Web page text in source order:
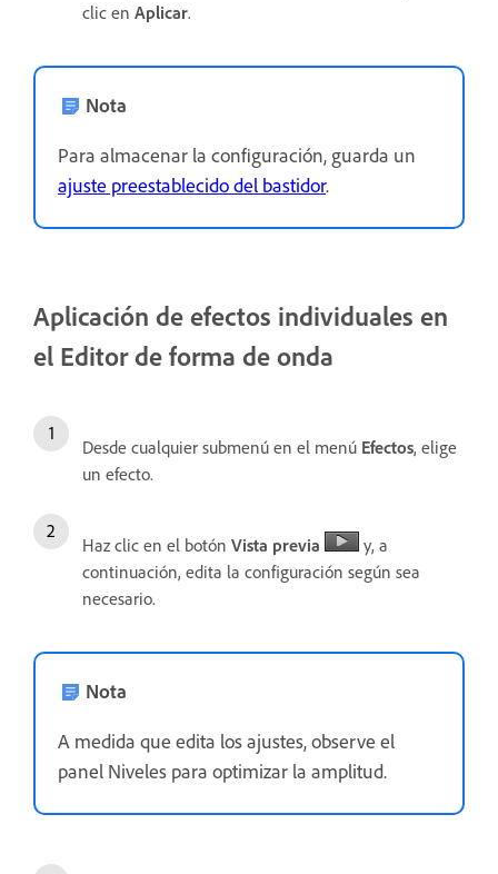
clic en Aplicar.
Nota
Para almacenar la configuración, guarda un
ajuste preestablecido del bastidor.
Aplicación de efectos individuales en
el Editor de forma de onda
Desde cualquier submenú en el menú Efectos, elige
un efecto.
Haz clic en el botón Vista previa
y, a
continuación, edita la configuración según sea
necesario.
Nota
A medida que edita los ajustes, observe el
panel Niveles para optimizar la amplitud.